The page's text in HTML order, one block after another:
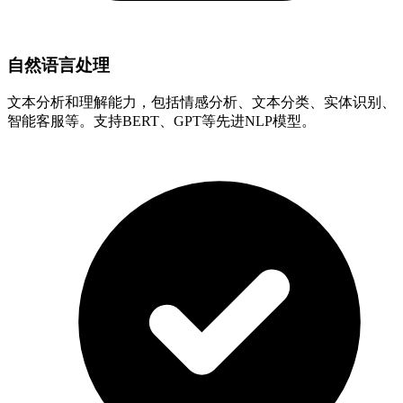
自然语言处理
文本分析和理解能力，包括情感分析、文本分类、实体识别、
智能客服等。支持BERT、GPT等先进NLP模型。